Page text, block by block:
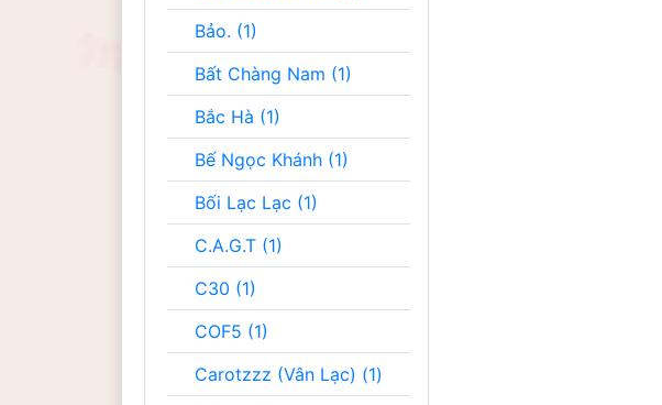
Bảo. (1)
Bất Chàng Nam (1)
Bắc Hà (1)
Bế Ngọc Khánh (1)
Bối Lạc Lạc (1)
C.A.G.T (1)
C30 (1)
COF5 (1)
Carotzzz (Vân Lạc) (1)